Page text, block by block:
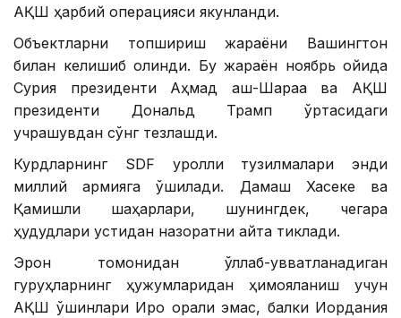
АҚШ ҳарбий операцияси якунланди.
Объектларни топшириш жараёни Вашингтон
билан келишиб олинди. Бу жараён ноябрь ойида
Сурия президенти Аҳмад аш-Шараа ва АҚШ
президенти Дональд Трамп ўртасидаги
учрашувдан сўнг тезлашди.
Курдларнинг SDF қуролли тузилмалари энди
миллий армияга қўшилади. Дамашқ Хасеке ва
Қамишли шаҳарлари, шунингдек, чегара
ҳудудлари устидан назоратни қайта тиклади.
Эрон томонидан қўллаб-қувватланадиган
гуруҳларнинг ҳужумларидан ҳимояланиш учун
АҚШ қўшинлари Ироқ орқали эмас, балки Иордания